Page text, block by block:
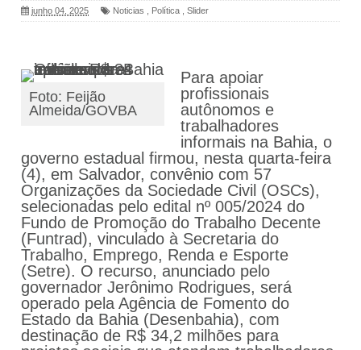
junho 04, 2025 Noticias Política Slider
Foto: Feijão
Almeida/GOVBA
Para apoiar
profissionais
autônomos e
trabalhadores
informais na Bahia, o
governo estadual firmou, nesta quarta-feira
(4), em Salvador, convênio com 57
Organizações da Sociedade Civil (OSCs),
selecionadas pelo edital nº 005/2024 do
Fundo de Promoção do Trabalho Decente
(Funtrad), vinculado à Secretaria do
Trabalho, Emprego, Renda e Esporte
(Setre). O recurso, anunciado pelo
governador Jerônimo Rodrigues, será
operado pela Agência de Fomento do
Estado da Bahia (Desenbahia), com
destinação de R$ 34,2 milhões para